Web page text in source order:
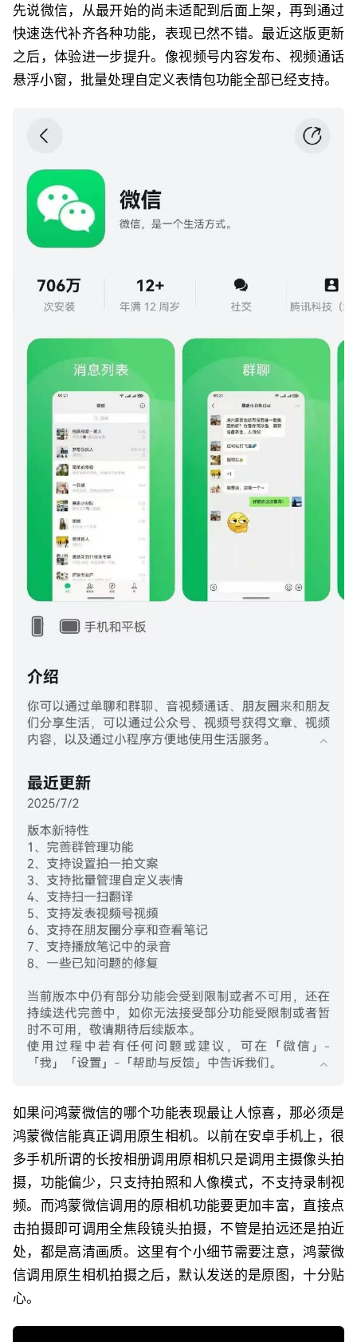
先说微信，从最开始的尚未适配到后面上架，再到通过
快速迭代补齐各种功能，表现已然不错。最近这版更新
之后，体验进一步提升。像视频号内容发布、视频通话
悬浮小窗，批量处理自定义表情包功能全部已经支持。
如果问鸿蒙微信的哪个功能表现最让人惊喜，那必须是
鸿蒙微信能真正调用原生相机。以前在安卓手机上，很
多手机所谓的长按相册调用原相机只是调用主摄像头拍
摄，功能偏少，只支持拍照和人像模式，不支持录制视
频。而鸿蒙微信调用的原相机功能要更加丰富，直接点
击拍摄即可调用全焦段镜头拍摄，不管是拍远还是拍近
处，都是高清画质。这里有个小细节需要注意，鸿蒙微
信调用原生相机拍摄之后，默认发送的是原图，十分贴
心。